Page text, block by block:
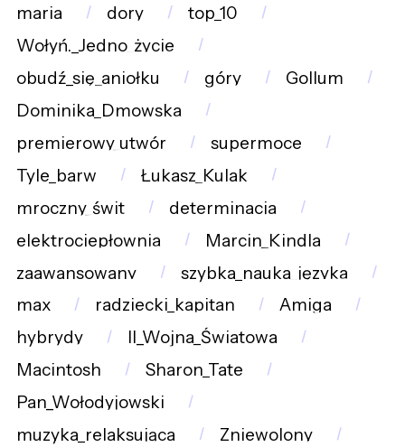
maria
dory
top_10
Wołyń._Jedno_życie
obudź_się_aniołku
góry
Gollum
Dominika_Dmowska
premierowy_utwór
supermoce
Tyle_barw
Łukasz_Kulak
mroczny_świt
determinacja
elektrociepłownia
Marcin_Kindla
zaawansowany
szybka_nauka_języka
max
radziecki_kapitan
Amiga
hybrydy
II_Wojna_Światowa
Macintosh
Sharon_Tate
Pan_Wołodyjowski
muzyka_relaksująca
Zniewolony